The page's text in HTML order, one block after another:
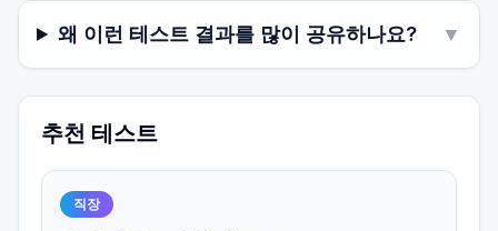
왜 이런 테스트 결과를 많이 공유하나요? ▼
추천 테스트
직장